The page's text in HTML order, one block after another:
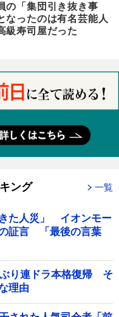
の「集団引き抜き事
ったのは有名芸能人
級寿司屋だった
ング 一覧
きた人災」 イオンモー
証言 「最後の言葉
り連ドラ本格復帰 そ
理由